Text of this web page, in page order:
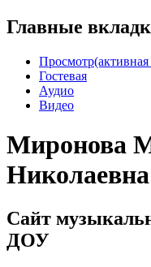
Главные
Просмотр
Гостевая
Аудио
Видео
Миронова
Николаевна
Сайт
ДОУ